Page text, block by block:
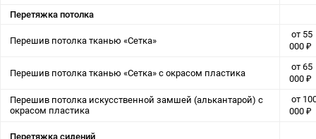
Перетяжка потолка
Перешив потолка тканью «Сетка»
от 55
000 ₽
Перешив потолка тканью «Сетка» с окрасом пластика
от 65
000 ₽
Перешив потолка искусственной замшей (алькантарой) с
окрасом пластика
от
000 ₽
Перетяжка сидений